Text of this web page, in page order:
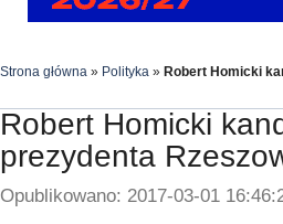
Strona główna » Polityka » Robert Homicki
Robert Homicki
prezydenta
Opublikowano: 2017-03-01